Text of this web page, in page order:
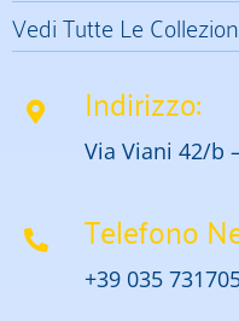
Vedi Tutte Le
Indirizzo:
Via Viani 42/b
Telefono
+39 035